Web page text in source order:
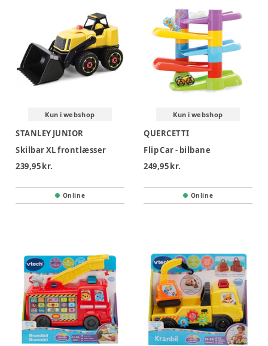
Kun i webshop
STANLEY JUNIOR
Skilbar XL frontlæsser
239,95 kr.
Online
Kun i webshop
QUERCETTI
Flip Car - bilbane
249,95 kr.
Online